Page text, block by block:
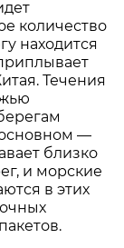
количество
находится
Течения
основном —
близко
и морские
в этих